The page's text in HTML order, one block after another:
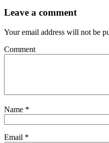
Leave a comment
Your email address will not be
Comment
Name *
Email *